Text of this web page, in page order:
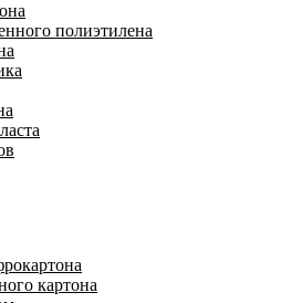
полиэтилена
картона